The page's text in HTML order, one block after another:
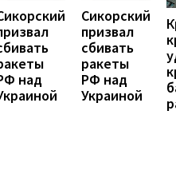
над
Сикорский
призвал
сбивать
ракеты
РФ над
Украиной